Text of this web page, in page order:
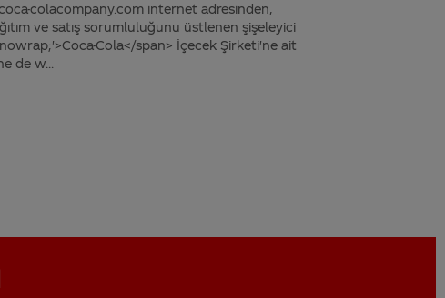
colacompany.com internet adresinden,
ve satış sorumluluğunu üstlenen şişeleyici
Cola</span> İçecek Şirketi'ne ait
de w...